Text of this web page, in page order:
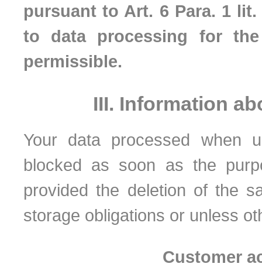
pursuant to Art. 6 Para. 1
to data processing for
permissible.
III. Information
Your data processed when
blocked as soon as the
provided the deletion of the
storage obligations or unless
Customer